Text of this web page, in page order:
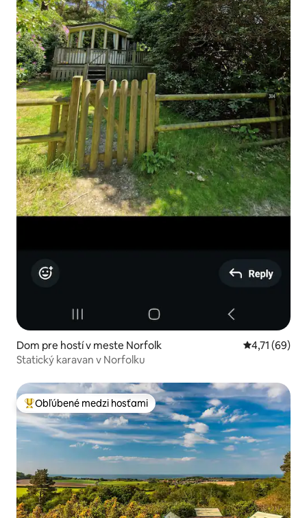
Dom pre hostí v meste Norfolk Priemerné
4,71 (69)
Statický karavan v Norfolku
Najobľúbenejšie medzi hosťami
Obľúbené medzi hosťami